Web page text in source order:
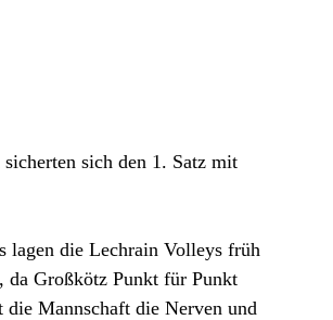
sich den 1. Satz mit
lagen die Lechrain Volleys früh
da Großkötz Punkt für Punkt
Mannschaft die Nerven und